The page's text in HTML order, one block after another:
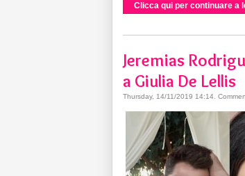
Clicca qui per continuare a
Jeremias
a Giulia De Lellis
Thursday, 14/11/2019 14:14